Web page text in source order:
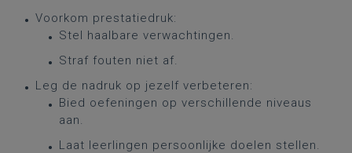
Voorkom prestatiedruk:
Stel haalbare verwachtingen.
Straf fouten niet af.
Leg de nadruk op jezelf verbeteren:
Bied oefeningen op verschillende niveaus
aan.
Laat leerlingen persoonlijke doelen stellen.